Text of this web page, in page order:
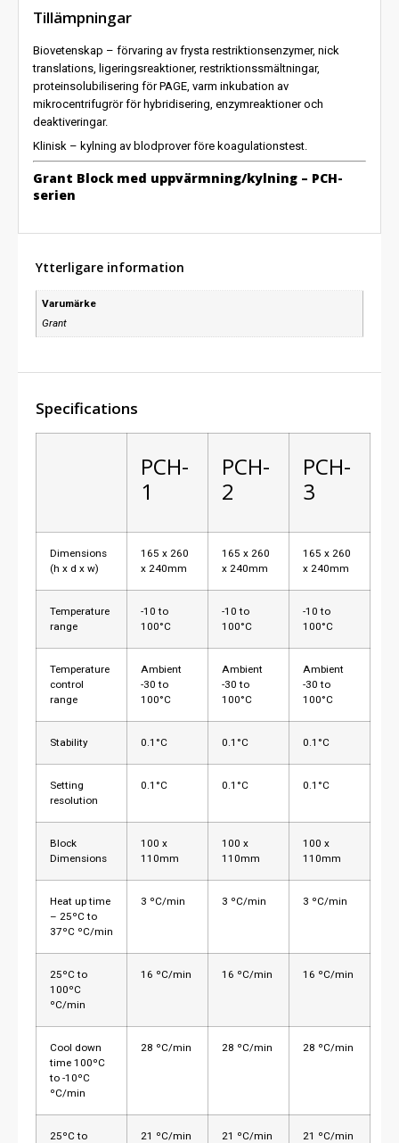
Tillämpningar
Biovetenskap – förvaring av frysta restriktionsenzymer, nick
translations, ligeringsreaktioner, restriktionssmältningar,
proteinsolubilisering för PAGE, varm inkubation av
mikrocentrifugrör för hybridisering, enzymreaktioner och
deaktiveringar.
Klinisk – kylning av blodprover före koagulationstest.
Grant Block med uppvärmning/kylning – PCH-
serien
Ytterligare information
Varumärke
Grant
Specifications
PCH-
1
PCH-
2
PCH-
3
Dimensions
(h x d x w)
165 x 260
x 240mm
165 x 260
x 240mm
165 x 260
x 240mm
Temperature
range
-10 to
100°C
-10 to
100°C
-10 to
100°C
Temperature
control
range
Ambient
-30 to
100°C
Ambient
-30 to
100°C
Ambient
-30 to
100°C
Stability 0.1°C 0.1°C 0.1°C
Setting
resolution
0.1°C 0.1°C 0.1°C
Block
Dimensions
100 x
110mm
100 x
110mm
100 x
110mm
Heat up time
– 25ºC to
37ºC ºC/min
3 ºC/min 3 ºC/min 3 ºC/min
25ºC to
100ºC
ºC/min
16 ºC/min 16 ºC/min 16 ºC/min
Cool down
time 100ºC
to -10ºC
ºC/min
28 ºC/min 28 ºC/min 28 ºC/min
25ºC to
21 ºC/min 21 ºC/min 21 ºC/min